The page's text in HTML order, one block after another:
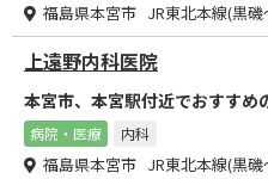
福島県本宮市 JR東北本線(黒磯
上遠野内科医院
本宮市、本宮駅付近でおすすめ
病院・医療 内科
福島県本宮市 JR東北本線(黒磯